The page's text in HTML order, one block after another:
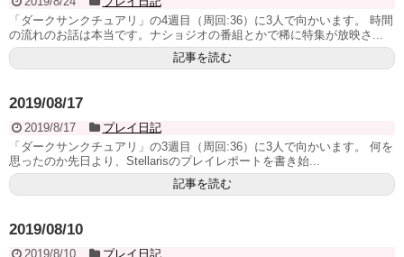
「ダークサンクチュアリ」の4週目（周回:36）に3人で向かいます。 時間
の流れのお話は本当です。ナショジオの番組とかで稀に特集が放映さ...
記事を読む
2019/08/17
2019/8/17
プレイ日記
「ダークサンクチュアリ」の3週目（周回:36）に3人で向かいます。 何を
思ったのか先日より、Stellarisのプレイレポートを書き始...
記事を読む
2019/08/10
2019/8/10
プレイ日記